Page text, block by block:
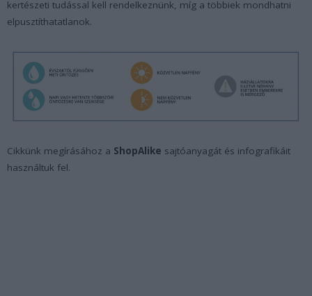
kertészeti tudással kell rendelkeznünk, míg a többiek mondhatni
elpusztíthatatlanok.
Cikkünk megírásához a ShopAlike sajtóanyagát és infografikáit
használtuk fel.